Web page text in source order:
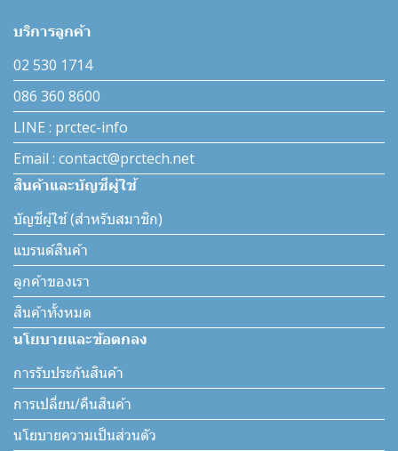
บริการลูกค้า
02 530 1714
086 360 8600
LINE : prctec-info
Email : contact@prctech.net
สินค้าและบัญชีผู้ใช้
บัญชีผู้ใช้ (สำหรับสมาชิก)
แบรนด์สินค้า
ลูกค้าของเรา
สินค้าทั้งหมด
นโยบายและข้อตกลง
การรับประกันสินค้า
การเปลี่ยน/คืนสินค้า
นโยบายความเป็นส่วนตัว